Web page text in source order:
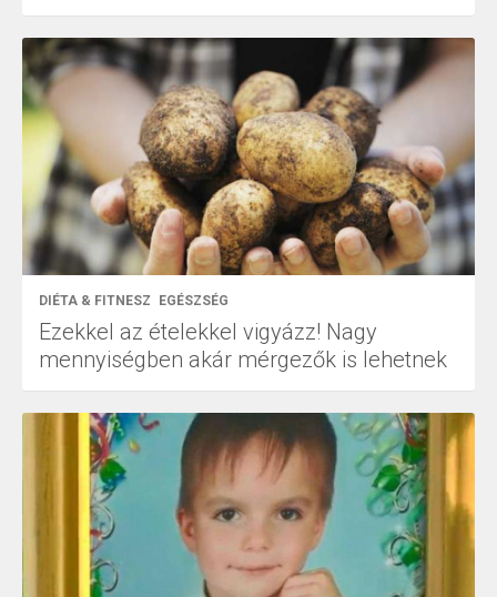
DIÉTA & FITNESZ EGÉSZSÉG
Ezekkel az ételekkel vigyázz! Nagy
mennyiségben akár mérgezők is lehetnek